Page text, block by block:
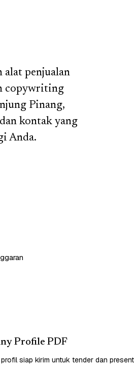
alat penjualan
copywriting
Pinang,
kontak yang
Anda.
Profile PDF
siap kirim untuk tender dan